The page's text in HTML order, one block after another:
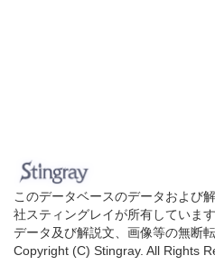
このデータベースのデータおよび
社スティングレイが所有しています
データ及び解説文、画像等の無断
Copyright (C) Stingray. All Rights